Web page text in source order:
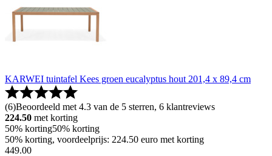
KARWEI tuintafel Kees groen eucalyptus hout 201,4 x 89,4 cm
(6)Beoordeeld met 4.3 van de 5 sterren, 6 klantreviews
224.50 met korting
50% korting50% korting
50% korting, voordeelprijs: 224.50 euro met korting
449.00